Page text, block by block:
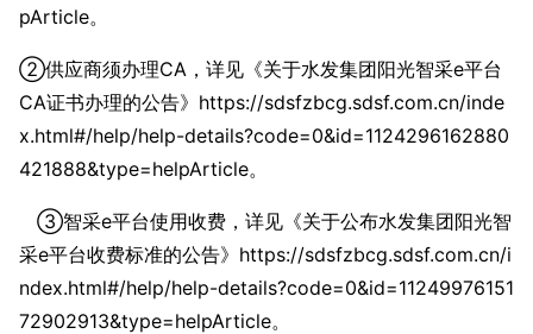
pArticle。
②供应商须办理CA，详见《关于水发集团阳光智采e平台
CA证书办理的公告》https://sdsfzbcg.sdsf.com.cn/inde
x.html#/help/help-details?code=0&id=1124296162880
421888&type=helpArticle。
③智采e平台使用收费，详见《关于公布水发集团阳光智
采e平台收费标准的公告》https://sdsfzbcg.sdsf.com.cn/i
ndex.html#/help/help-details?code=0&id=11249976151
72902913&type=helpArticle。